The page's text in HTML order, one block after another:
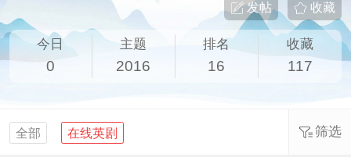
收藏
发帖
今日
0
主题
2016
排名
16
收藏
117
全部 在线英剧 筛选